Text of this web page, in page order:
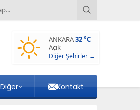
ANKARA32 °C
Açık
Diğer Şehirler →
Diğer Kontakt